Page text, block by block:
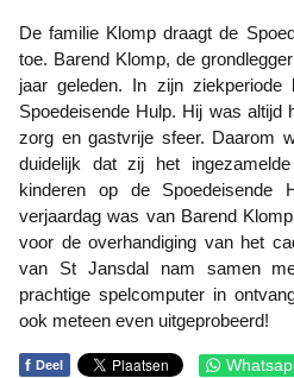
De familie Klomp draagt de Spoedeisend Hulp een warm hart
toe. Barend Klomp, de
jaar geleden. In zijn
Spoedeisende Hulp. Hij was altijd
zorg en gastvrije sfeer. Daarom
duidelijk dat zij het
kinderen op de Spoedeisende
verjaardag was van Barend
voor de overhandiging van het
van St Jansdal nam samen
prachtige spelcomputer in
ook meteen even uitgeprobeerd!
f Deel